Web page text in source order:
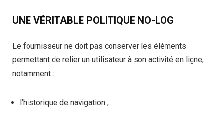
UNE VÉRITABLE POLITIQUE NO-LOG
Le fournisseur ne doit pas conserver les éléments
permettant de relier un utilisateur à son activité en ligne,
notamment :
l’historique de navigation ;